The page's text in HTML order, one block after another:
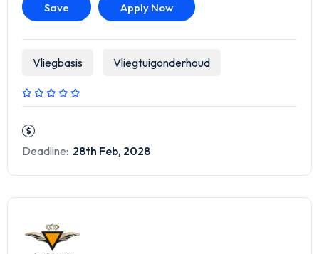
Save Apply Now
Vliegbasis Vliegtuigonderhoud
Deadline: 28th Feb, 2028